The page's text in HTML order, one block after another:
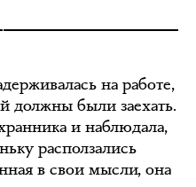
на работе,
должны были заехать.
и наблюдала,
расползались
в свои мысли, она